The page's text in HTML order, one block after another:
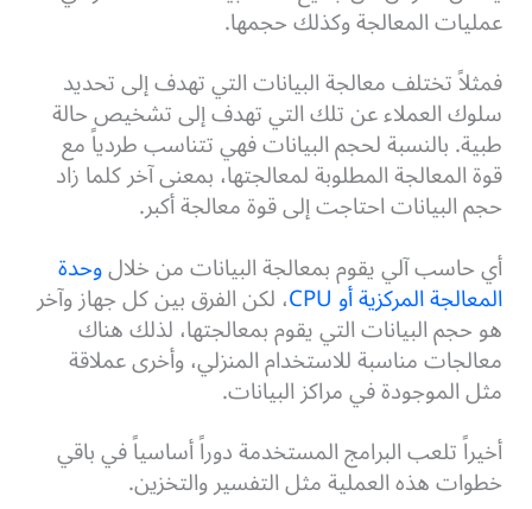
عمليات المعالجة وكذلك حجمها.
فمثلاً تختلف معالجة البيانات التي تهدف إلى تحديد
سلوك العملاء عن تلك التي تهدف إلى تشخيص حالة
طبية. بالنسبة لحجم البيانات فهي تتناسب طردياً مع
قوة المعالجة المطلوبة لمعالجتها، بمعنى آخر كلما زاد
حجم البيانات احتاجت إلى قوة معالجة أكبر.
أي حاسب آلي يقوم بمعالجة البيانات من خلالوحدة
المعالجة المركزية أو CPU ، لكن الفرق بين كل جهاز وآخر
هو حجم البيانات التي يقوم بمعالجتها، لذلك هناك
معالجات مناسبة للاستخدام المنزلي، وأخرى عملاقة
مثل الموجودة في مراكز البيانات.
أخيراً تلعب البرامج المستخدمة دوراً أساسياً في باقي
خطوات هذه العملية مثل التفسير والتخزين.